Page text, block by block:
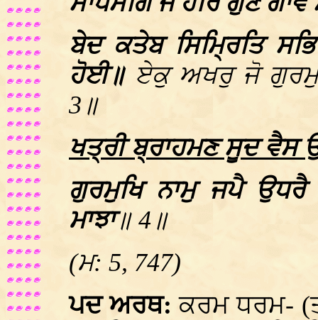
ਬੇਦ ਕਤੇਬ ਸਿਮ੍ਰਿਤਿ
ਹੋਈ॥ ਏਕੁ ਅਖਰੁ ਜੋ
3॥
ਖਤ੍ਰੀ ਬ੍ਰਾਹਮਣ ਸੂਦ ਵੈਸ
ਗੁਰਮੁਖਿ ਨਾਮੁ ਜਪੈ ਉਧਰੈ
ਮਾਝਾ॥ 4॥
(ਮ: 5, 747)
ਪਦ ਅਰਥ:ਕਰਮ ਧਰਮ-